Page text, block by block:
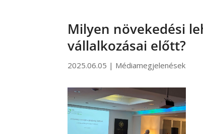
Milyen növekedési
vállalkozásai előtt?
2025.06.05 | Médiamegjelenések